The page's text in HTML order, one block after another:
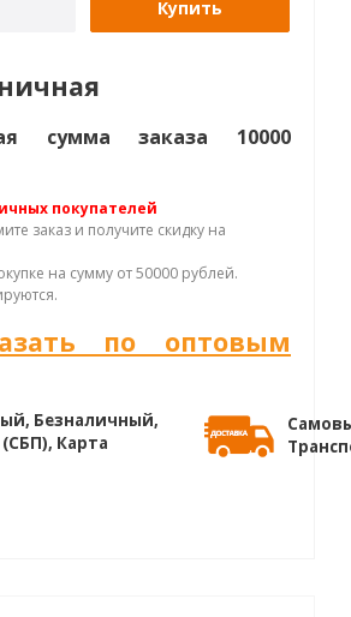
Купить
сумма заказа 10000
покупателей
заказ и получите скидку на
на сумму от 50000 рублей.
по оптовым
Безналичный,
Карта